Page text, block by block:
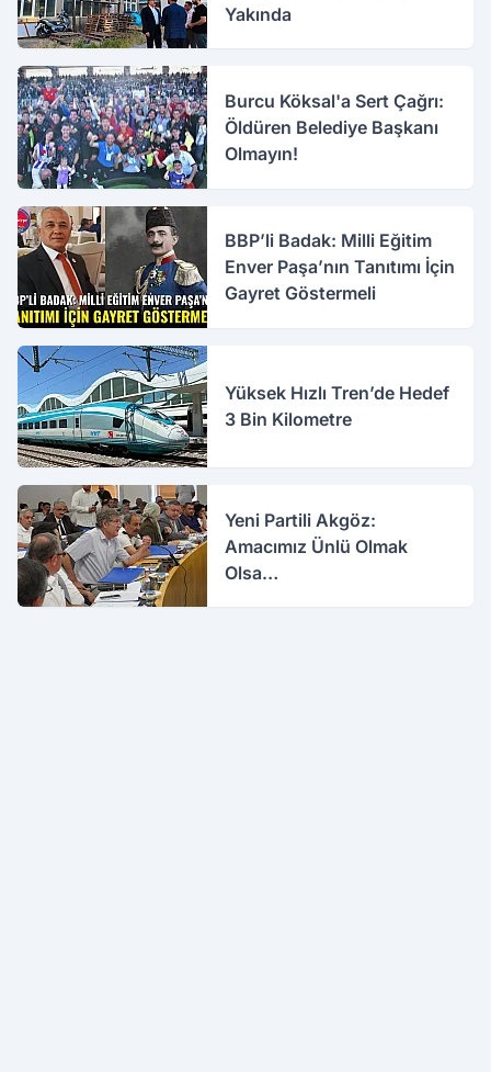
Yakında
Burcu Köksal'a Sert Çağrı:
Öldüren Belediye Başkanı
Olmayın!
BBP’li Badak: Milli Eğitim
Enver Paşa’nın Tanıtımı İçin
Gayret Göstermeli
Yüksek Hızlı Tren’de Hedef
3 Bin Kilometre
Yeni Partili Akgöz:
Amacımız Ünlü Olmak
Olsa…